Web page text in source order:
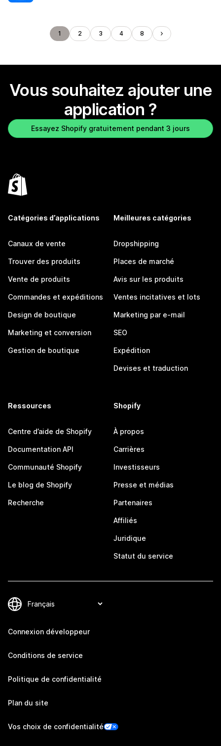
1 2 3 4 8
Vous souhaitez ajouter une
application ?
Essayez Shopify gratuitement pendant 3 jours
Catégories d’applications
Canaux de vente
Trouver des produits
Vente de produits
Commandes et expéditions
Design de boutique
Marketing et conversion
Gestion de boutique
Meilleures catégories
Dropshipping
Places de marché
Avis sur les produits
Ventes incitatives et lots
Marketing par e-mail
SEO
Expédition
Devises et traduction
Ressources
Centre d’aide de Shopify
Documentation API
Communauté Shopify
Le blog de Shopify
Recherche
Shopify
À propos
Carrières
Investisseurs
Presse et médias
Partenaires
Affiliés
Juridique
Statut du service
Connexion développeur
Conditions de service
Politique de confidentialité
Plan du site
Vos choix de confidentialité